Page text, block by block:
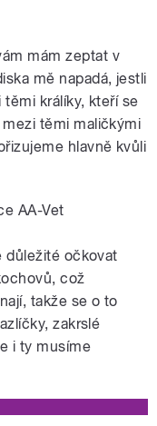
mám zeptat v
mě napadá, jestli
králíky, kteří se
těmi maličkými
hlavně kvůli
AA-Vet
důležité očkovat
což
takže se o to
zakrslé
i ty musíme